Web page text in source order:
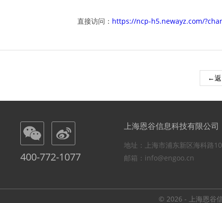
直接访问： https://ncp-h5.newayz.com/
←
400-772-1077
上海恩谷信息科技有限公司
地址：上海市浦东新区海科路
邮箱：info@engoo.cn
© 2026 - 上海恩谷